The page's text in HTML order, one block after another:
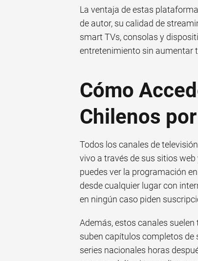
La ventaja de estas
de autor, su calidad de
smart TVs, consolas y
entretenimiento sin aumentar
Cómo
Chilenos
Todos los canales de
vivo a través de sus sitios
puedes ver la programación
desde cualquier lugar con
en ningún caso piden
Además, estos canales suelen
suben capítulos completos de
series nacionales horas